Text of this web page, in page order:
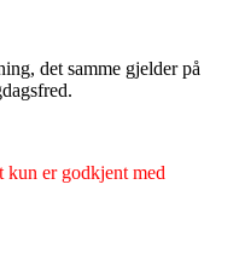
det samme gjelder på
kun er godkjent med